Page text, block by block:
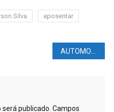
Silva
aposentar
AUTOMOBILISMO NEWS – F1: Christian Horner entrou em contato com Michael Masi após tratamento ‘injusto’ em Abu Dhabi
será publicado. Campos